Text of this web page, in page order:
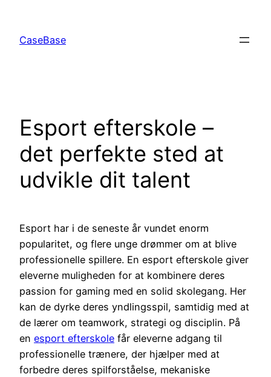
indhold
CaseBase
Esport efterskole –
det perfekte sted at
udvikle dit talent
Esport har i de seneste år vundet enorm
popularitet, og flere unge drømmer om at blive
professionelle spillere. En esport efterskole giver
eleverne muligheden for at kombinere deres
passion for gaming med en solid skolegang. Her
kan de dyrke deres yndlingsspil, samtidig med at
de lærer om teamwork, strategi og disciplin. På
en esport efterskole får eleverne adgang til
professionelle trænere, der hjælper med at
forbedre deres spilforståelse, mekaniske